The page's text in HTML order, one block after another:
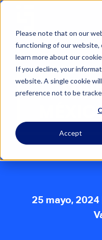
Please note that on our
functioning of our website,
learn more about our
If you decline, your
website. A single cookie
preference not to be
Accept
25 mayo, 2024